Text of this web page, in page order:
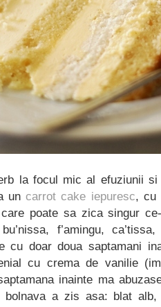
la focul mic al efuziunii
uncarrot cake iepuresc, cu
poate sa zica singur
f’amingu,
cu doar doua saptamani
cu crema de vanilie
inainte ma
bolnava a zis asa: blat